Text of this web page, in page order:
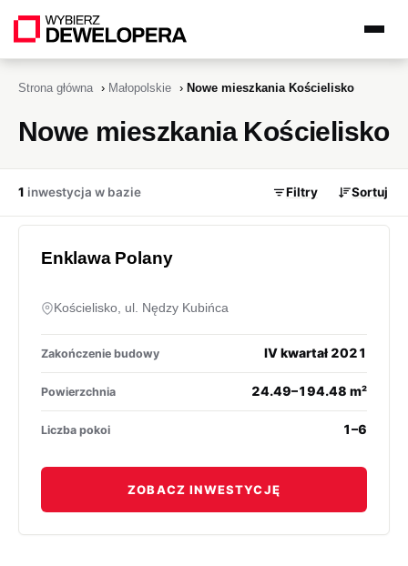
Strona główna › Małopolskie › Nowe mieszkania Kościelisko
Nowe mieszkania Kościelisko
1 inwestycja w bazie Filtry Sortuj
Enklawa Polany
Kościelisko, ul. Nędzy Kubińca
Zakończenie budowy IV kwartał 2021
Powierzchnia 24.49–194.48 m²
Liczba pokoi 1–6
ZOBACZ INWESTYCJĘ